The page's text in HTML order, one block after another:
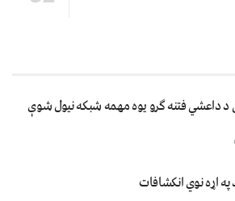
د داعشي فتنه ګرو يوه مهمه شبکه نيول شوې
په اړه نوي انکشافات